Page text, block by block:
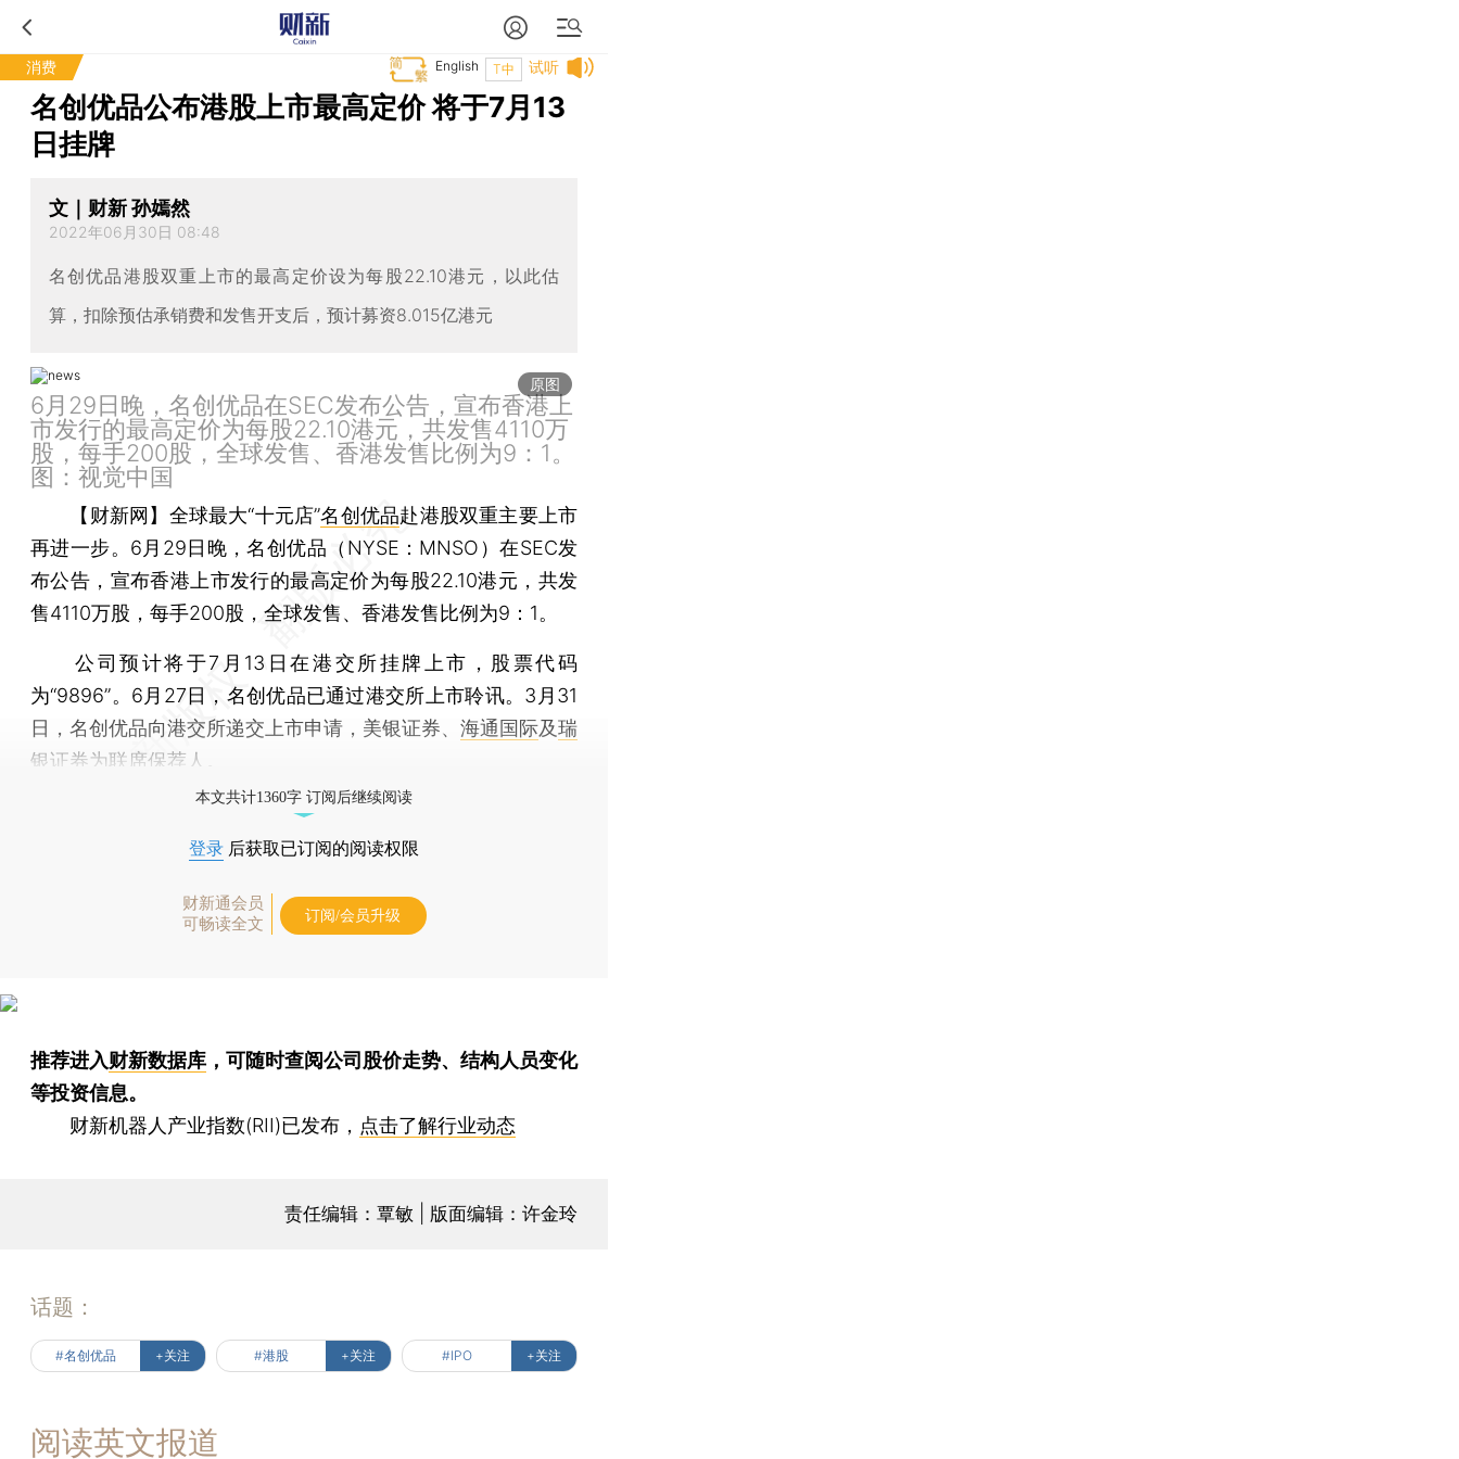
消费 试听
T中
English
名创优品公布港股上市最高定价 将于7月13
日挂牌
文｜财新 孙嫣然
2022年06月30日 08:48
名创优品港股双重上市的最高定价设为每股22.10港元，以此估
算，扣除预估承销费和发售开支后，预计募资8.015亿港元
原图
6月29日晚，名创优品在SEC发布公告，宣布香港上
市发行的最高定价为每股22.10港元，共发售4110万
股，每手200股，全球发售、香港发售比例为9：1。
图：视觉中国
【财新网】 全球最大“十元店”名创优品赴港股双重主要上市
再进一步。6月29日晚，名创优品（NYSE：MNSO）在SEC发
布公告，宣布香港上市发行的最高定价为每股22.10港元，共发
售4110万股，每手200股，全球发售、香港发售比例为9：1。
公司预计将于7月13日在港交所挂牌上市，股票代码
为“9896”。6月27日，名创优品已通过港交所上市聆讯。3月31
日，名创优品向港交所递交上市申请，美银证券、 海通国际及瑞
银证券为联席保荐人。
本文共计1360字 订阅后继续阅读
登录 后获取已订阅的阅读权限
财新通会员
可畅读全文
订阅/会员升级
推荐进入财新数据库 ，可随时查阅公司股价走势、结构人员变化
等投资信息。
财新机器人产业指数(RII)已发布， 点击了解行业动态
责任编辑：覃敏 | 版面编辑：许金玲
话题：
#名创优品 +关注 #港股 +关注 #IPO +关注
阅读英文报道